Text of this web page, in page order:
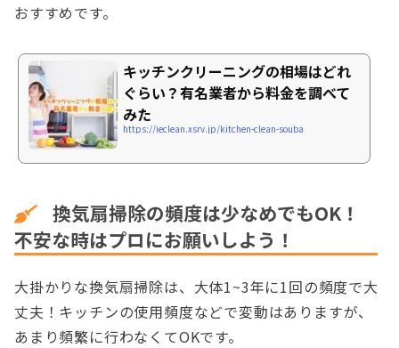
おすすめです。
キッチンクリーニングの相場はどれ
ぐらい？有名業者から料金を調べて
みた
https://ieclean.xsrv.jp/kitchen-clean-souba
換気扇掃除の頻度は少なめでもOK！
不安な時はプロにお願いしよう！
大掛かりな換気扇掃除は、大体1~3年に1回の頻度で大
丈夫！キッチンの使用頻度などで変動はありますが、
あまり頻繁に行わなくてOKです。